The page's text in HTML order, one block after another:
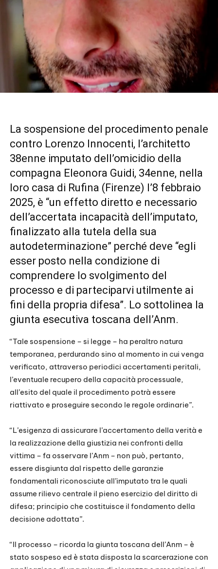
La sospensione del procedimento penale
contro Lorenzo Innocenti, l’architetto
38enne imputato dell’omicidio della
compagna Eleonora Guidi, 34enne, nella
loro casa di Rufina (Firenze) l’8 febbraio
2025, è “un effetto diretto e necessario
dell’accertata incapacità dell’imputato,
finalizzato alla tutela della sua
autodeterminazione” perché deve “egli
esser posto nella condizione di
comprendere lo svolgimento del
processo e di parteciparvi utilmente ai
fini della propria difesa”. Lo sottolinea la
giunta esecutiva toscana dell’Anm.
“Tale sospensione – si legge – ha peraltro natura
temporanea, perdurando sino al momento in cui venga
verificato, attraverso periodici accertamenti peritali,
l’eventuale recupero della capacità processuale,
all’esito del quale il procedimento potrà essere
riattivato e proseguire secondo le regole ordinarie”.
“L’esigenza di assicurare l’accertamento della verità e
la realizzazione della giustizia nei confronti della
vittima – fa osservare l’Anm – non può, pertanto,
essere disgiunta dal rispetto delle garanzie
fondamentali riconosciute all’imputato tra le quali
assume rilievo centrale il pieno esercizio del diritto di
difesa; principio che costituisce il fondamento della
decisione adottata”.
“Il processo – ricorda la giunta toscana dell’Anm – è
stato sospeso ed è stata disposta la scarcerazione con